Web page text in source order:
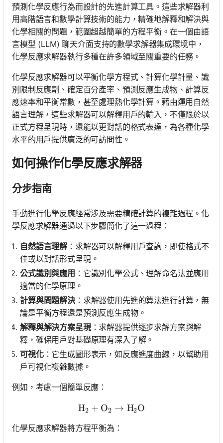
預測化學反應行為而設計的先進計算工具。這些求解器利
用高階語言和數學計算技術的能力，精確地解釋和解決與
化學相關的問題，範圍超越簡單的方程平衡。在一個由語
言模型 (LLM) 聊天介面支持的數學求解器集成環境中，
化學反應求解器執行多種在許多領域至關重要的任務。
化學反應求解器可以平衡化學方程式、計算化學計量、識
別限制反應劑、確定百分產率、預測反應生成物、計算反
應速率和平衡常數，甚至處理熱化學計算。藉由運用自然
語言理解，這些求解器可以解釋用戶的輸入，不僅限於以
正式方程呈現時，還能以更對話的格式表達，為各種化學
水平的用戶提供廣泛的可訪問性。
如何操作化學反應求解器
分步指南
手動進行化學反應經常涉及需要精確計算的複雜過程。化
學反應求解器通過以下步驟簡化了這一過程：
自然語言理解 ：求解器可以解釋用戶查詢，即使格式不
佳或以對話形式呈現。
公式識別與應用 ：它識別化學公式、理解命名法並應用
適當的化學原理。
計算與問題解決：求解器使用先進的算法進行計算，無
論是平衡方程還是預測反應生成物。
解釋與解決方案呈現：求解器提供逐步求解方案與解
釋，確保用戶對基礎原理有深入了解。
可視化：它生成圖形表示，如反應進度曲線，以幫助用
戶可視化複雜數據。
例如，考慮一個簡單反應：
\text{H}_{2} +
H2 + O2 → H2O
化學反應求解器將方程平衡為：